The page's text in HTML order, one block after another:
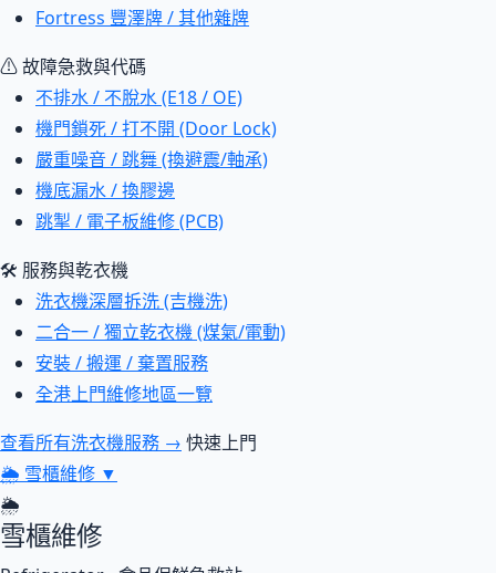
Fortress 豐澤牌 / 其他雜牌
⚠ 故障急救與代碼
不排水 / 不脫水 (E18 / OE)
機門鎖死 / 打不開 (Door Lock)
嚴重噪音 / 跳舞 (換避震/軸承)
機底漏水 / 換膠邊
跳掣 / 電子板維修 (PCB)
🛠 服務與乾衣機
洗衣機深層拆洗 (吉機洗)
二合一 / 獨立乾衣機 (煤氣/電動)
安裝 / 搬運 / 棄置服務
全港上門維修地區一覽
查看所有洗衣機服務 → 快速上門
🌦 雪櫃維修 ▼
🌦
雪櫃維修